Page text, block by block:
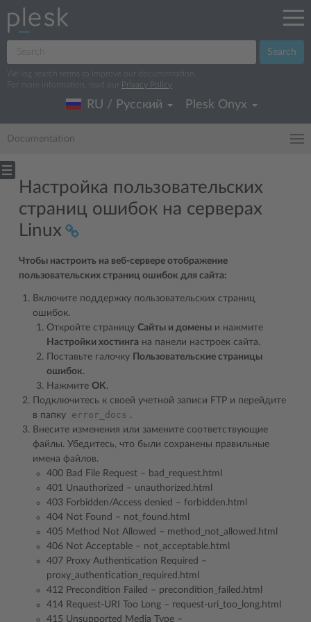
Search
We log search terms to improve our documentation.
For more information, read our
Privacy Policy
RU / Русский Plesk Onyx
Documentation
Настройка пользовательских
страниц ошибок на серверах
Linux
Чтобы настроить на веб-сервере отображение
пользовательских страниц ошибок для сайта:
Включите поддержку пользовательских страниц
ошибок.
Откройте страницу Сайты и домены и нажмите
Настройки хостинга на панели настроек сайта.
Поставьте галочку
Пользовательские страницы
ошибок.
Нажмите OK.
Подключитесь к своей учетной записи FTP и перейдите
в папку
error_docs .
Внесите изменения или замените соответствующие
файлы. Убедитесь, что были сохранены правильные
имена файлов.
400 Bad File Request – bad_request.html
401 Unauthorized – unauthorized.html
403 Forbidden/Access denied – forbidden.html
404 Not Found – not_found.html
405 Method Not Allowed – method_not_allowed.html
406 Not Acceptable – not_acceptable.html
407 Proxy Authentication Required –
proxy_authentication_required.html
412 Precondition Failed – precondition_failed.html
414 Request-URI Too Long – request-uri_too_long.html
415 Unsupported Media Type –